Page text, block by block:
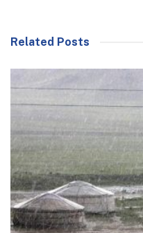
Related Posts